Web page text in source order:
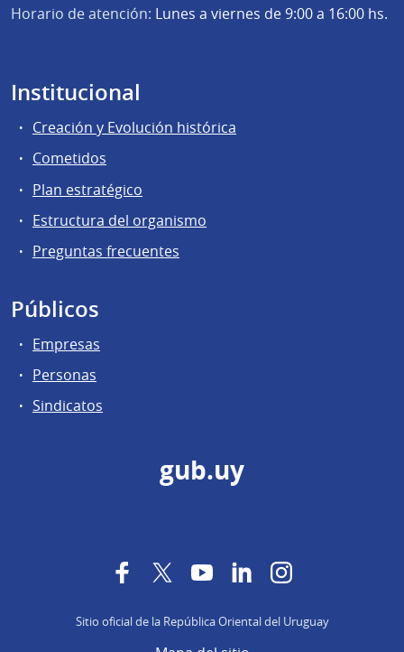
Horario de atención: Lunes a viernes de 9:00 a 16:00 hs.
Institucional
Creación y Evolución histórica
Cometidos
Plan estratégico
Estructura del organismo
Preguntas frecuentes
Públicos
Empresas
Personas
Sindicatos
gub.uy
FacebookTwitterYouTubeLinkedInInstagram
Sitio oficial de la República Oriental del Uruguay